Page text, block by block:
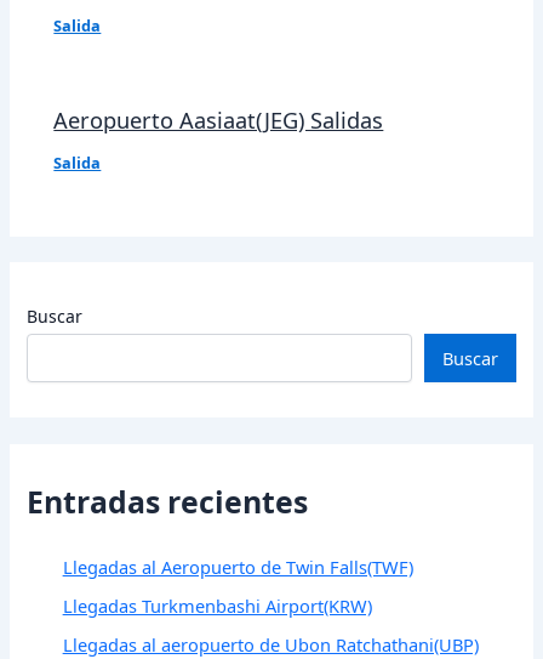
Salida
Aeropuerto Aasiaat(JEG) Salidas
Salida
Buscar
Buscar
Entradas recientes
Llegadas al Aeropuerto de Twin Falls(TWF)
Llegadas Turkmenbashi Airport(KRW)
Llegadas al aeropuerto de Ubon Ratchathani(UBP)